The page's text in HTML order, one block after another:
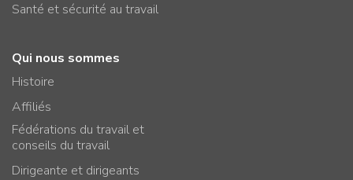
Santé et sécurité au travail
Qui nous sommes
Histoire
Affiliés
Fédérations du travail et
conseils du travail
Dirigeante et dirigeants